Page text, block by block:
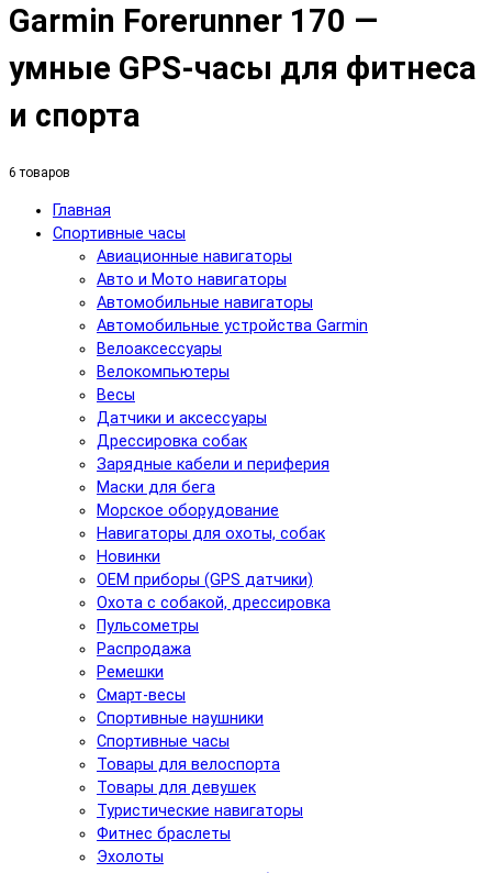
Garmin Forerunner 170 —
умные GPS‑часы для фитнеса
и спорта
6 товаров
Главная
Спортивные часы
Авиационные навигаторы
Авто и Мото навигаторы
Автомобильные навигаторы
Автомобильные устройства Garmin
Велоаксессуары
Велокомпьютеры
Весы
Датчики и аксессуары
Дрессировка собак
Зарядные кабели и периферия
Маски для бега
Морское оборудование
Навигаторы для охоты, собак
Новинки
ОЕМ приборы (GPS датчики)
Охота с собакой, дрессировка
Пульсометры
Распродажа
Ремешки
Смарт-весы
Спортивные наушники
Спортивные часы
Товары для велоспорта
Товары для девушек
Туристические навигаторы
Фитнес браслеты
Эхолоты